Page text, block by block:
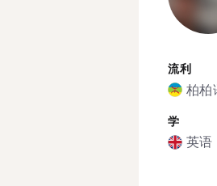
流利
柏柏
学
英语